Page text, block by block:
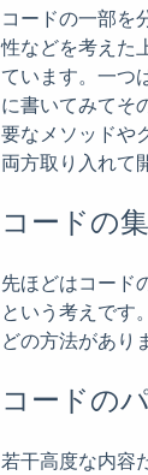
コードの一部を
性などを考えた
ています。一つ
に書いてみてそ
要なメソッドや
両方取り入れて
コードの
先ほどはコード
という考えです
どの方法があり
コードの
若干高度な内容